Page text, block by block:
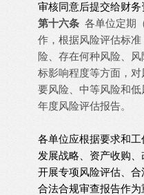
审核同意后提交给财务
第十六条 各单位定期
作，根据风险评估标
险、存在何种风险、
标影响程度等方面，
要风险、中等风险和
年度风险评估报告。
各单位应根据要求和
发展战略、资产收购
开展专项风险评估、
合法合规审查报告作